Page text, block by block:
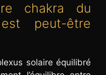
chakra du
peut-être
solaire équilibré